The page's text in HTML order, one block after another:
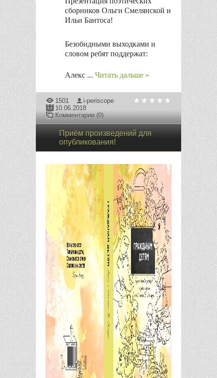
сборников Ольги Смелянской и
Ильи Бантоса!
Безобидными выходками и
словом ребят поддержат:
Алекс ... Читать дальше »
1501
i-periscope
10.06.2018
Комментарии (0)
Приём произведений для
опубликования!